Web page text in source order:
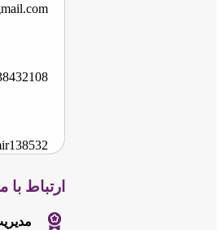
وبسایت
ارتباط با